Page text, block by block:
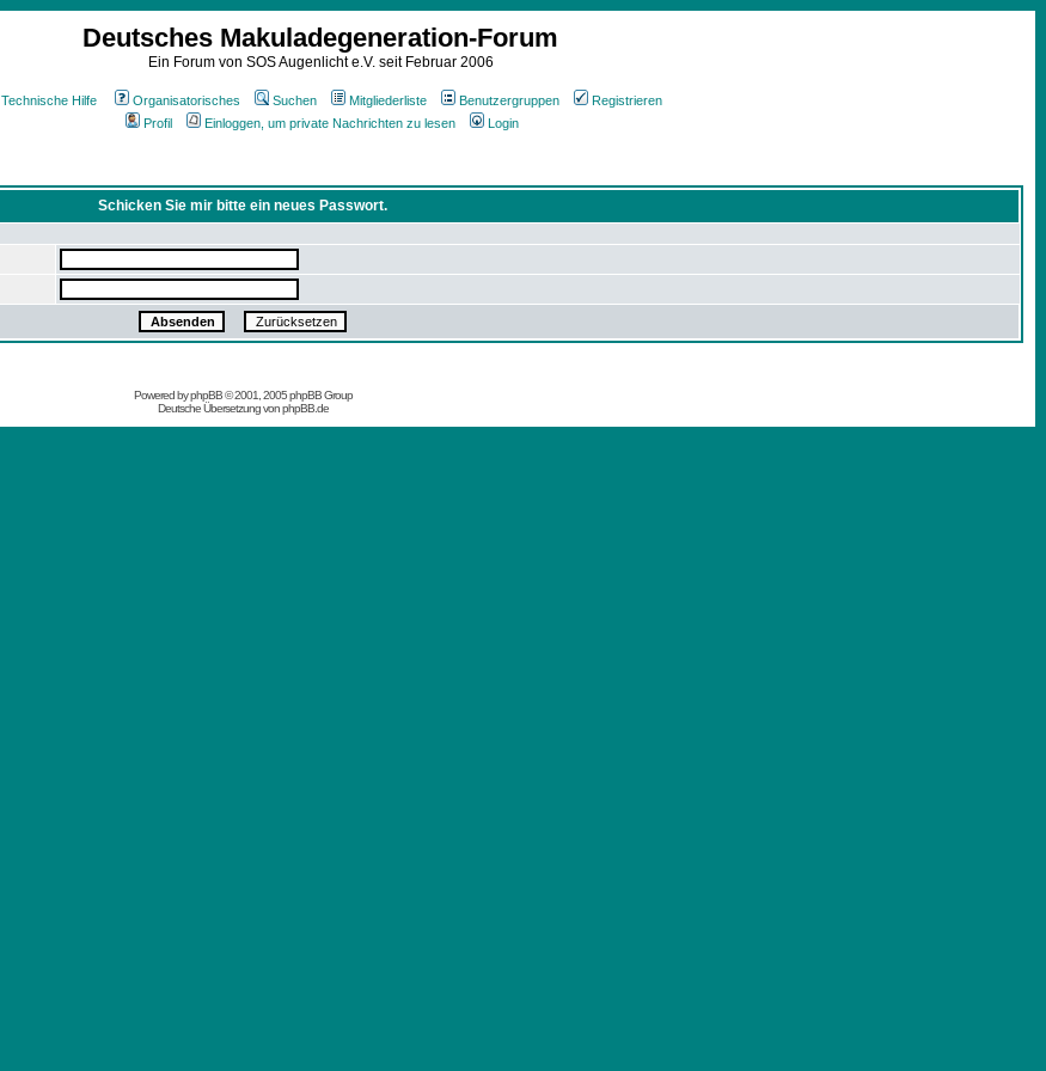
Deutsches Makuladegeneration-Forum
Ein Forum von SOS Augenlicht e.V. seit Februar 2006
Technische Hilfe Organisatorisches Suchen Mitgliederliste Benutzergruppen
Registrieren
Profil
Einloggen, um private Nachrichten zu lesen Login
Schicken Sie mir bitte ein neues Passwort.
Powered byphpBB© 2001, 2005 phpBB Group
Deutsche Übersetzung vonphpBB.de